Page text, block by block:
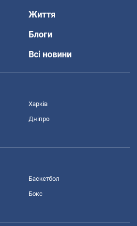
Життя
Блоги
Всі новини
Харків
Дніпро
Баскетбол
Бокс